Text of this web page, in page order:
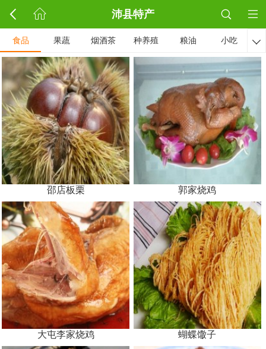
沛县特产
食品 果蔬 烟酒茶 种养殖 粮油 小吃 
邵店板栗 郭家烧鸡
大屯李家烧鸡 蝴蝶馓子